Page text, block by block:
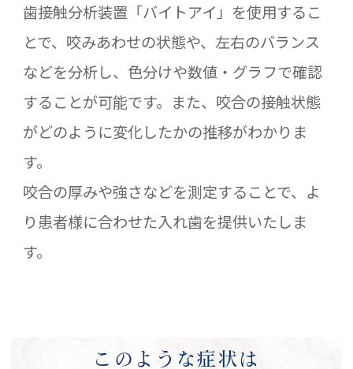
歯接触分析装置「バイトアイ」を使用するこ
とで、咬みあわせの状態や、左右のバランス
などを分析し、色分けや数値・グラフで確認
することが可能です。また、咬合の接触状態
がどのように変化したかの推移がわかりま
す。
咬合の厚みや強さなどを測定することで、よ
り患者様に合わせた入れ歯を提供いたしま
す。
このような症状は